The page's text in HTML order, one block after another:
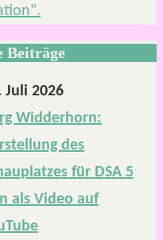
Beiträge
Juli 2026
Widderhorn:
des
für DSA 5
als Video auf